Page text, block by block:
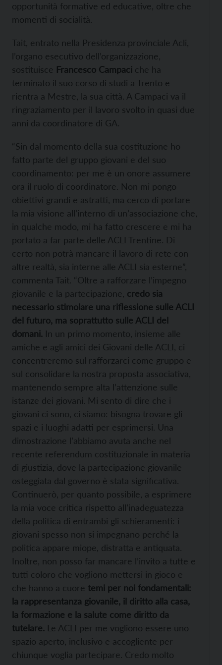
opportunità formative ed educative, oltre che
momenti di socialità.
Tait, entrato nella Presidenza provinciale Acli,
l’organo esecutivo dell’organizzazione,
sostituisce Francesco Campaci che ha
terminato il suo corso di studi a Trento e
rientra a Mestre, la sua città. A Campaci va il
ringraziamento per il lavoro svolto in quasi due
anni da coordinatore di GA.
“Sin dal momento della sua costituzione ho
fatto parte del gruppo giovani e del suo
coordinamento: per me è un onore assumere
ora il ruolo di coordinatore. Non mi pongo
obiettivi grandi e astratti, ma cerco di portare
la mia visione all’interno di un’associazione che,
in qualche modo, mi ha fatto crescere e mi ha
portato a far parte delle ACLI Trentine. Di
certo non potrà mancare il lavoro di rete con
altre realtà, sia interne alle ACLI sia esterne”,
commenta Tait. “Oltre a rafforzare l’impegno
giovanile e la partecipazione, credo sia
necessario stimolare una riflessione sulle ACLI
del futuro, ma soprattutto sulle ACLI del
domani. In un primo momento, insieme alle
amiche e agli amici dei Giovani delle ACLI, ci
concentreremo sul rafforzarci come gruppo e
sul consolidare la nostra proposta associativa,
mantenendo sempre alta l’attenzione sulle
istanze dei giovani. Mi sento di dire che i
giovani ci sono, ci siamo: bisogna trovare gli
spazi e i luoghi adatti per esprimersi. Una
dimostrazione l’abbiamo avuta anche nel
recente referendum costituzionale in materia
di giustizia, dove la partecipazione giovanile
osteggiata dal governo è stata significativa.
Continuerò, per quanto possibile, a esprimere
la mia voce critica rispetto all’inadeguatezza
della politica di entrambi gli schieramenti: i
giovani spesso non si impegnano perché la
politica appare miope, distratta e antiquata.
Inoltre, non posso far mancare l’invito a tutte e
tutti coloro che vogliono mettersi in gioco e
che hanno a cuore temi per noi fondamentali:
la rappresentanza giovanile, il diritto alla casa,
la formazione e la salute come diritto da
tutelare. Le ACLI per me vogliono essere uno
spazio aperto, inclusivo e accogliente per
chiunque voglia partecipare. Credo molto